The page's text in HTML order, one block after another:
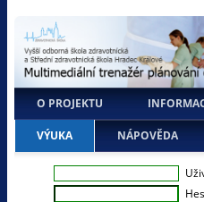
O PROJEKTU
VÝUKA NÁPOVĚDA